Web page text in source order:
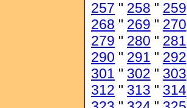
257 " 258 " 259
268 " 269 " 270
279 " 280 " 281
290 " 291 " 292
301 " 302 " 303
312 " 313 " 314